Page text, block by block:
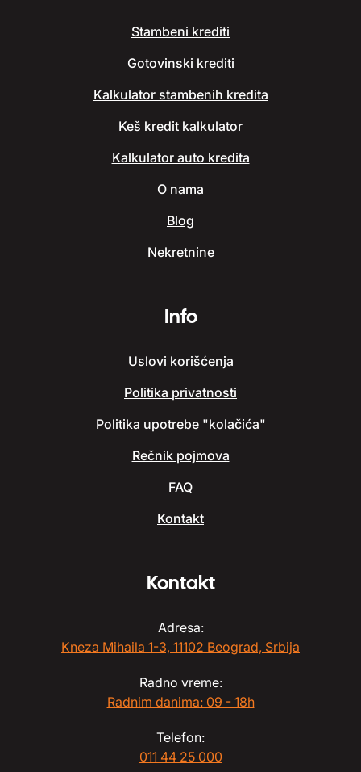
Stambeni krediti
Gotovinski krediti
Kalkulator stambenih kredita
Keš kredit kalkulator
Kalkulator auto kredita
O nama
Blog
Nekretnine
Info
Uslovi korišćenja
Politika privatnosti
Politika upotrebe "kolačića"
Rečnik pojmova
FAQ
Kontakt
Kontakt
Adresa:
Kneza Mihaila 1-3, 11102 Beograd, Srbija
Radno vreme:
Radnim danima: 09 - 18h
Telefon:
011 44 25 000